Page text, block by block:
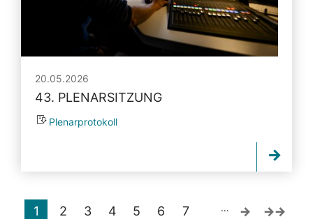
20.05.2026
43. PLENARSITZUNG
Plenarprotokoll
1 2 3 4 5 6 7 …